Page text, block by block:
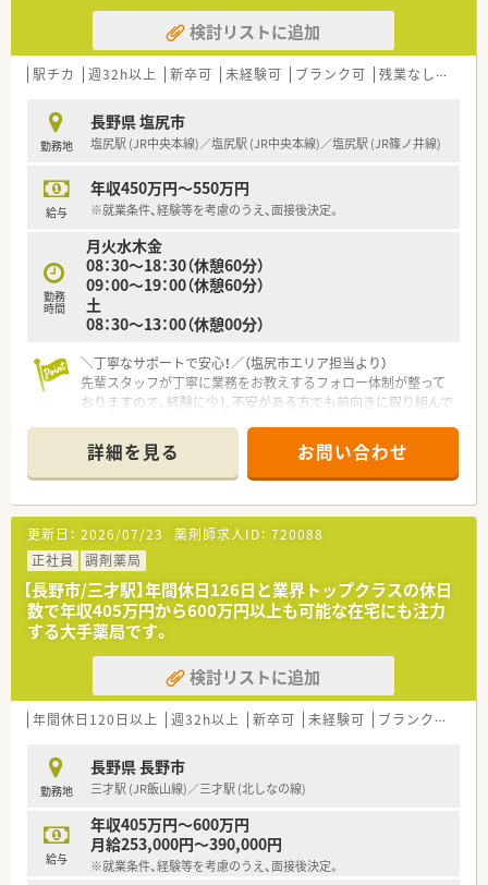
＼こんな方におすすめです／
◎甲信越エリアで働きたい方
◎Uターン就職を希望する方
◎甲信越エリアで地域貢献をしていきたいとお考えの方！
検討リストに追加
駅チカ 週32h以上 新卒可 未経験可 ブランク可 残業なし(ほぼなし含む)
勤務地
長野県 塩尻市
塩尻駅 (JR中央本線)／塩尻駅 (JR中央本線)／塩尻駅 (JR篠ノ井線)
給与
年収450万円～550万円
※就業条件、経験等を考慮のうえ、面接後決定。
勤務
時間
月火水木金
08：30～18：30（休憩60分）
09：00～19：00（休憩60分）
土
08：30～13：00（休憩00分）
＼丁寧なサポートで安心！／（塩尻市エリア担当より）
先輩スタッフが丁寧に業務をお教えするフォロー体制が整って
おりますので、経験に少し不安がある方でも前向きに取り組んで
【店舗情報と応需状況について】
■最寄り駅から徒歩6分と通勤に大変便利な立地であり、近隣の
総合病院から1日に約70枚の処方箋を応需しています。
■主な応需科目は内科や整形外科をはじめとする複数科目にわ
たり、幅広い知識を維持しながら地域医療に貢献できます。
■現在は常勤薬剤師1名と複数のパート薬剤師が協力して勤務し
ており、アットホームで働きやすい環境が整っています。
【想定される業務内容】
■処方箋に基づく調剤業務や服薬指導をはじめ、患者様への丁寧
な対応を通じて地域医療を支える重要な役割を担っていただき
■店舗での通常業務に加えて在宅業務も担当していただき、患者
様の生活に寄り添ったきめ細やかなサポートを提供します。
を活用しながら安全かつ効率的に業務を進めていただくことが
できます。
【こんな方にオススメ】
■残業が少なくお休みもしっかりと取れるため、ワークライフバ
ランスを重視してご自身の時間を大切にしたい方に最適です。
■充実した福利厚生や手厚いサポート体制が整っているため、子
詳細を見る お問い合わせ
更新日： 2026/07/23 薬剤師求人ID： 720088
正社員
調剤薬局
【長野市/三才駅】年間休日126日と業界トップクラスの休日
数で年収405万円から600万円以上も可能な在宅にも注力
する大手薬局です。
検討リストに追加
年間休日120日以上 週32h以上 新卒可 未経験可 ブランク可
勤務地
長野県 長野市
三才駅 (JR飯山線)／三才駅 (北しなの線)
給与
年収405万円～600万円
月給253,000円～390,000円
※就業条件、経験等を考慮のうえ、面接後決定。